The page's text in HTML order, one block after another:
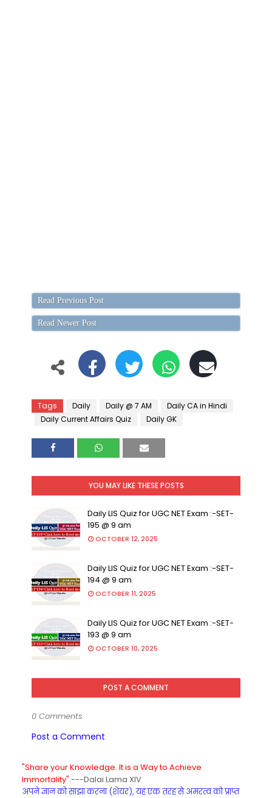
Read Previous Post
Read Newer Post
Tags Daily Daily @ 7 AM
Daily CA in Hindi
Daily Current Affairs Quiz
Daily GK
YOU MAY LIKE THESE POSTS
Daily LIS Quiz for UGC NET Exam :-SET-
195 @ 9 am
OCTOBER 12, 2025
Daily LIS Quiz for UGC NET Exam :-SET-
194 @ 9 am
OCTOBER 11, 2025
Daily LIS Quiz for UGC NET Exam :-SET-
193 @ 9 am
OCTOBER 10, 2025
POST A COMMENT
0 Comments
Post a Comment
"Share your Knowledge. It is a Way to Achieve
Immortality".---Dalai Lama XIV
अपने ज्ञान को साझा करना (शेयर), यह एक तरह से अमरत्व को प्राप्त